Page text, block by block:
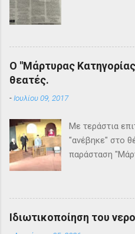
Ο "Μάρτυρας
θεατές.
-Ιουλίου 09, 2017
Με τεράστια
"ανέβηκε" στο
παράσταση
Βριλησσίων.
1500 θεατές
κυριολεκτικά
υψηλής
Ιδιωτικοποίηση του